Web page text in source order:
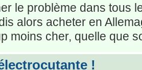
le problème dans tous
alors acheter en
moins cher, quelle que
!